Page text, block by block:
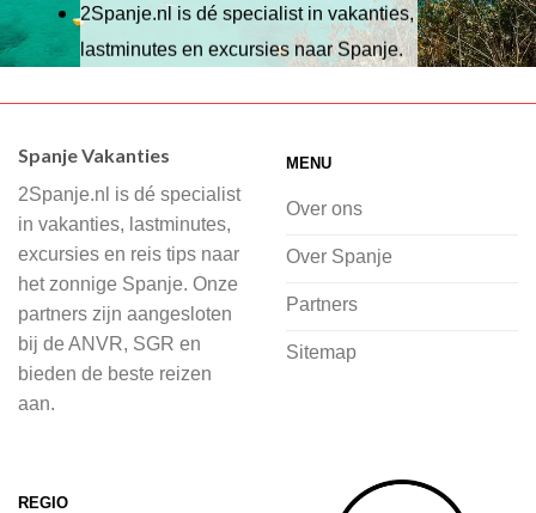
2Spanje.nl is dé specialist in vakanties,
lastminutes en excursies naar Spanje.
Wij hebben een breed scala aan
of je nu wilt relaxen op het strand,
cultuur wilt ontdekken of avontuur zoekt
in de natuur.
Bij 2Spanje.nl begint de voorpret al
voordat je het vliegtuig instapt, door
inspiratie op te doen over dit zonnige
vliegvakantie zoeken en boeken bij
Spanje Vakanties
2Spanje.nl is dé specialist
in vakanties, lastminutes,
excursies en reis tips naar
het zonnige Spanje. Onze
partners zijn aangesloten
bij de ANVR, SGR en
bieden de beste reizen
aan.
MENU
Over ons
Over Spanje
Partners
Sitemap
REGIO